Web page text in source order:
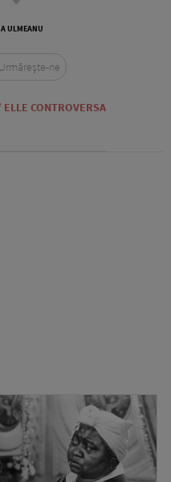
ULMEANU
ELLE CONTROVERSA
Urmărește-ne